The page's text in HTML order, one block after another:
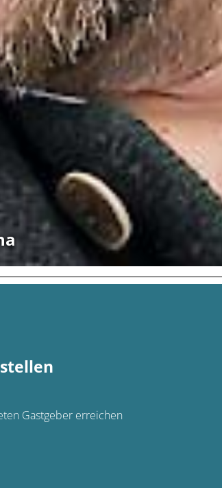
stellen
Gastgeber erreichen